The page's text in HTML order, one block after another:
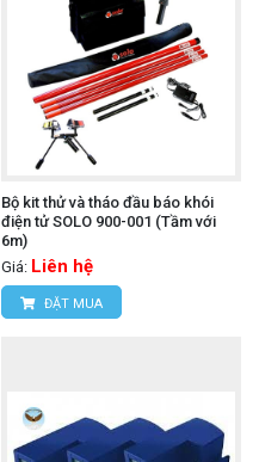
Bộ kit thử và tháo đầu báo khói
điện tử SOLO 900-001 (Tầm với
6m)
Giá: Liên hệ
ĐẶT MUA